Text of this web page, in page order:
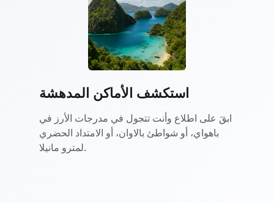
استكشف الأماكن المدهشة
ابقَ على اطلاع وأنت تتجول في مدرجات الأرز في
باهواي، أو شواطئ بالاوان، أو الامتداد الحضري
لمترو مانيلا.